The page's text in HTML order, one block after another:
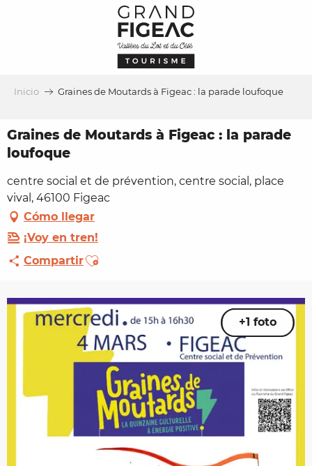
Inicio Graines de Moutards à Figeac : la parade loufoque
Graines de Moutards à Figeac : la parade
loufoque
centre social et de prévention, centre social, place
vival, 46100 Figeac
Cómo llegar
¡Voy en tren!
CompartirAjouter aux favoris
+1 foto